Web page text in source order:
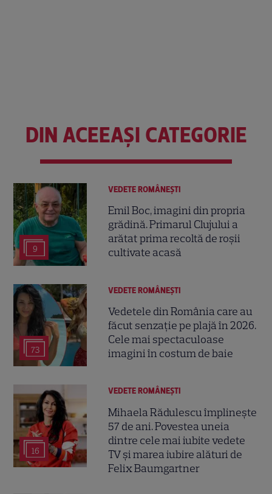
DIN ACEEAȘI CATEGORIE
9
VEDETE ROMÂNEŞTI
Emil Boc, imagini din propria
grădină. Primarul Clujului a
arătat prima recoltă de roșii
cultivate acasă
73
VEDETE ROMÂNEŞTI
Vedetele din România care au
făcut senzație pe plajă în 2026.
Cele mai spectaculoase
imagini în costum de baie
16
VEDETE ROMÂNEŞTI
Mihaela Rădulescu împlinește
57 de ani. Povestea uneia
dintre cele mai iubite vedete
TV și marea iubire alături de
Felix Baumgartner